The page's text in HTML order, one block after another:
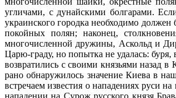
угличами, с дунайскими болгарами.
украинского городка необходимо
покойных полян; наконец,
многочисленной дружины, Аскольд и
Царю-граду, но попытка не удалась:
возвратились с своими князьями назад
рано обнаружилось значение Киева в
встречаем известия о нападениях руси
нападении на Сурож русского князя